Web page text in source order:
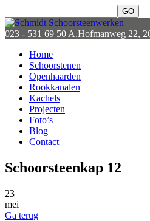
023 - 531 69 50 A.Hofmanweg 22,
Home
Schoorstenen
Openhaarden
Rookkanalen
Kachels
Projecten
Foto’s
Blog
Contact
Schoorsteenkap 12
23
mei
Ga terug